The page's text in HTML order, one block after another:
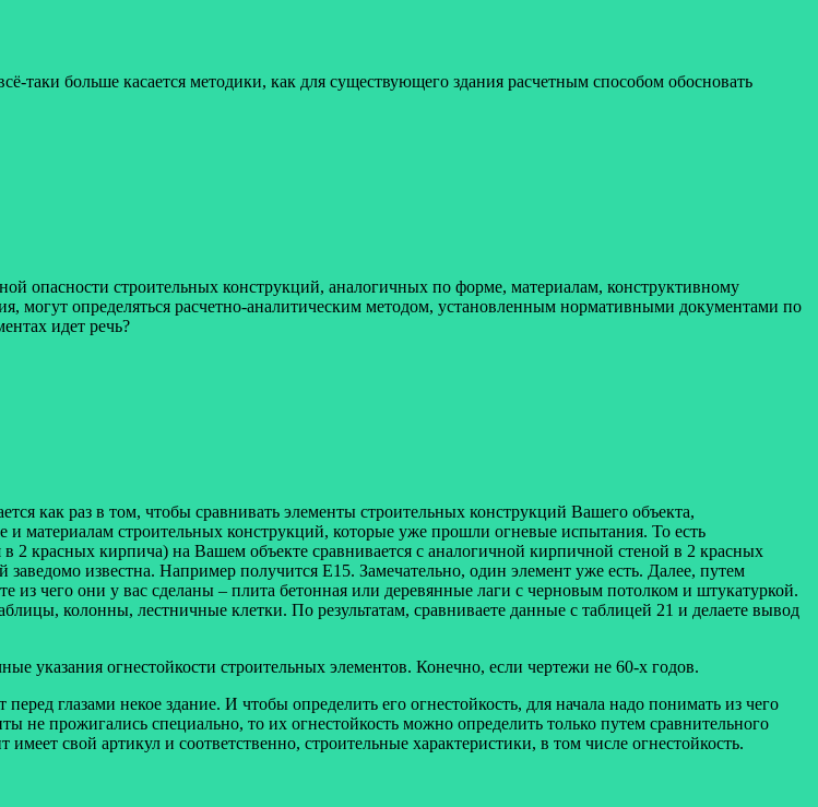
таки больше касается методики, как для существующего здания расчетным способом обосновать
опасности строительных конструкций, аналогичных по форме, материалам, конструктивному
определяться расчетно-аналитическим методом, установленным нормативными документами по
идет речь?
как раз в том, чтобы сравнивать элементы строительных конструкций Вашего объекта,
материалам строительных конструкций, которые уже прошли огневые испытания. То есть
2 красных кирпича) на Вашем объекте сравнивается с аналогичной кирпичной стеной в 2 красных
заведомо известна. Например получится Е15. Замечательно, один элемент уже есть. Далее, путем
из чего они у вас сделаны – плита бетонная или деревянные лаги с черновым потолком и штукатуркой.
колонны, лестничные клетки. По результатам, сравниваете данные с таблицей 21 и делаете вывод
указания огнестойкости строительных элементов. Конечно, если чертежи не 60-х годов.
глазами некое здание. И чтобы определить его огнестойкость, для начала надо понимать из чего
не прожигались специально, то их огнестойкость можно определить только путем сравнительного
свой артикул и соответственно, строительные характеристики, в том числе огнестойкость.